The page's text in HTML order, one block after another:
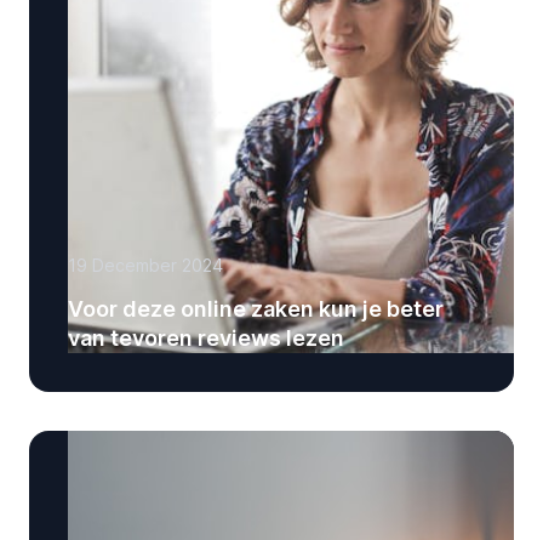
19 December 2024
Voor deze online zaken kun je beter
van tevoren reviews lezen